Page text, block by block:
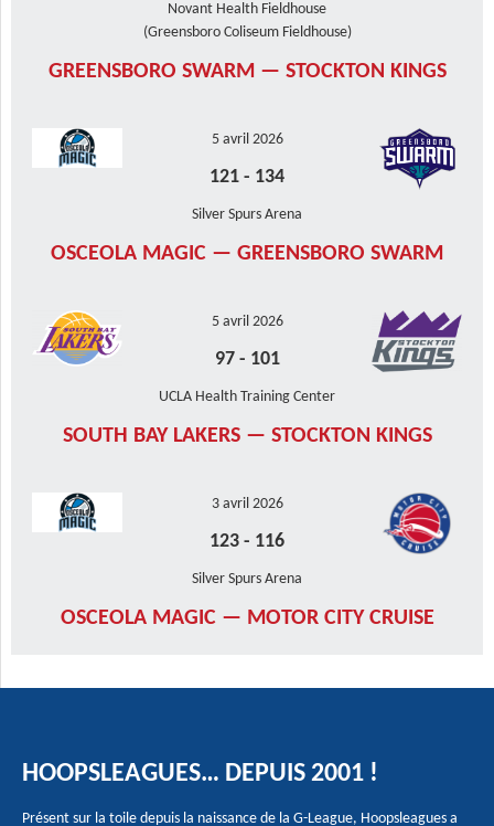
Novant Health Fieldhouse
(Greensboro Coliseum Fieldhouse)
GREENSBORO SWARM — STOCKTON KINGS
5 avril 2026
121 - 134
Silver Spurs Arena
OSCEOLA MAGIC — GREENSBORO SWARM
5 avril 2026
97- 101
UCLA Health Training Center
SOUTH BAY LAKERS — STOCKTON KINGS
3 avril 2026
123 - 116
Silver Spurs Arena
OSCEOLA MAGIC — MOTOR CITY CRUISE
HOOPSLEAGUES… DEPUIS 2001 !
Présent sur la toile depuis la naissance de la G-League, Hoopsleagues a